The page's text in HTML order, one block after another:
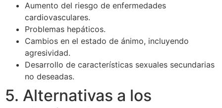
Aumento del riesgo de enfermedades
cardiovasculares.
Problemas hepáticos.
Cambios en el estado de ánimo, incluyendo
agresividad.
Desarrollo de características sexuales secundarias
no deseadas.
5. Alternativas a los